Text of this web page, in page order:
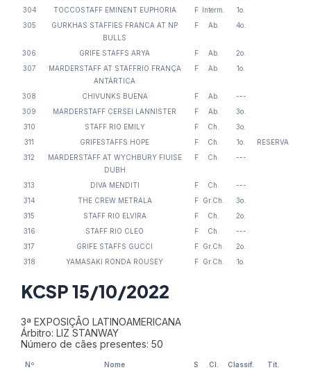
304
TOCCOSTAFF EMINENT EUPHORIA F Interm.
1o.
305
GURKHAS STAFFIES FRANCA AT NP
BULLS
F Ab. 4o.
306 GRIFE STAFFS ARYA F Ab.
2o.
307
MARDERSTAFF AT STAFFRIO FRANÇA
ANTÁRTICA
F Ab. 1o.
308 CHIVUNKS BUENA F Ab.
---
309
MARDERSTAFF CERSEI LANNISTER F Ab.
3o.
310
STAFF RIO EMILY F Ch.
3o.
311
GRIFESTAFFS HOPE F Ch. 1o.
RESERVA
312
MARDERSTAFF AT WYCHBURY FIUISE
DUBH
F Ch. ---
313 DIVA MENDITI F Ch.
---
314
THE CREW METRALA F Gr.Ch.
3o.
315
STAFF RIO ELVIRA F Ch.
2o.
316
STAFF RIO CLEO F Ch.
---
317
GRIFE STAFFS GUCCI F Gr.Ch.
2o.
318
YAMASAKI RONDA ROUSEY F Gr.Ch. 1o.
KCSP 15/10/2022
3ª EXPOSIÇÃO LATINOAMERICANA
Árbitro: LIZ STANWAY
Número de cães presentes: 50
Nº Nome S Cl. Classif.
Tít.